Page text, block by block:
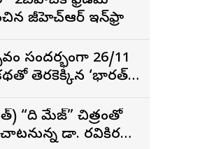
జీహెచ్ఆర్ ఇన్‌ఫ్రా
సందర్భంగా 26/11
తెరకెక్కిన ‘భారత్
“ది మేజ్” చిత్రంతో
చాటనున్న డా. రవికిరణ్